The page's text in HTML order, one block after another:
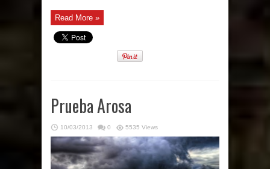
Read More »
Prueba Arosa
10/03/2013 0 5535 Views